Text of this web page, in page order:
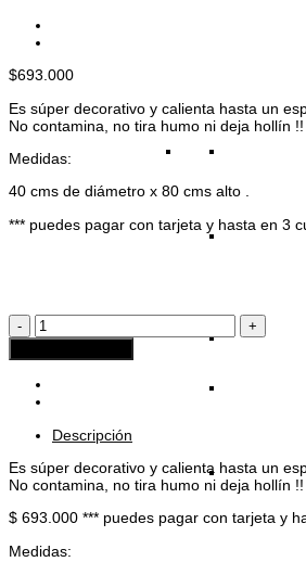
$693.000
Es súper decorativo y calienta hasta un
No contamina, no tira humo ni deja hollín !!
Medidas:
40 cms de diámetro x 80 cms alto .
*** puedes pagar con tarjeta y hasta en 3
Plinto
de
Roble
Etanol
cantidad
Descripción
Es súper decorativo y calienta hasta un
No contamina, no tira humo ni deja hollín !!
$ 693.000 *** puedes pagar con tarjeta y
Medidas: